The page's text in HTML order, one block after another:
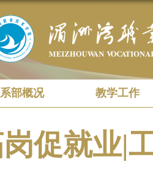
系部概况 教学工作
促就业|